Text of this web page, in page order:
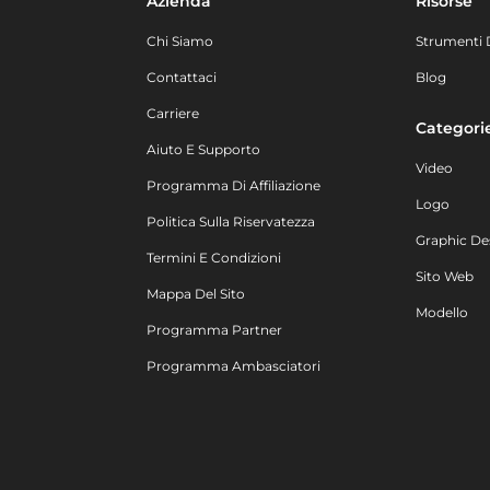
Chi Siamo
Contattaci
Carriere
Aiuto E Supporto
Programma Di Affiliazione
Politica Sulla Riservatezza
Termini E Condizioni
Mappa Del Sito
Programma Partner
Programma Ambasciatori
Strumenti
Blog
Video
Logo
Graphic
Sito Web
Modello